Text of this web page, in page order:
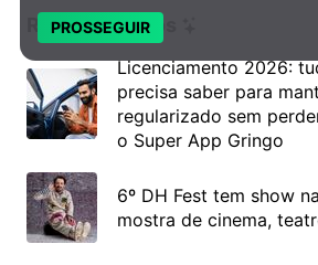
Recomendados
Licenciamento 2026:
precisa saber para
regularizado sem
o Super App Gringo
6º DH Fest tem show
mostra de cinema,
PROSSEGUIR